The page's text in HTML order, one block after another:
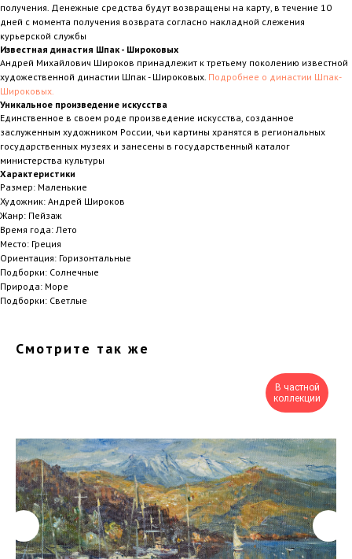
получения. Денежные средства будут возвращены на карту, в течение 10
дней с момента получения возврата согласно накладной слежения
курьерской службы
Известная династия Шпак - Широковых
Андрей Михайлович Широков принадлежит к третьему поколению известной
художественной династии Шпак - Широковых. Подробнее о династии Шпак-
Широковых.
Уникальное произведение искусства
Единственное в своем роде произведение искусства, созданное
заслуженным художником России, чьи картины хранятся в региональных
государственных музеях и занесены в государственный каталог
министерства культуры
Характеристики
Размер: Маленькие
Художник: Андрей Широков
Жанр: Пейзаж
Время года: Лето
Место: Греция
Ориентация: Горизонтальные
Подборки: Солнечные
Природа: Море
Подборки: Светлые
Смотрите так же
В частной
коллекции